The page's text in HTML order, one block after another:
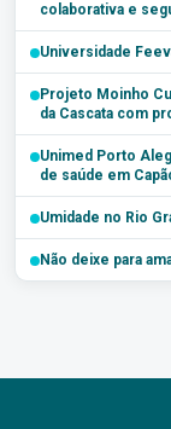
colaborativa e
Universidade
Projeto Moinho
da Cascata com
Unimed Porto
de saúde em
Umidade no Rio
Não deixe para